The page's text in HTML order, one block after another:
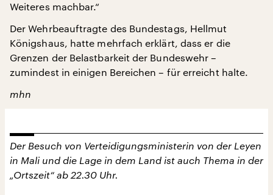
Weiteres machbar.“
Der Wehrbeauftragte des Bundestags, Hellmut
Königshaus, hatte mehrfach erklärt, dass er die
Grenzen der Belastbarkeit der Bundeswehr –
zumindest in einigen Bereichen – für erreicht halte.
mhn
Der Besuch von Verteidigungsministerin von der Leyen
in Mali und die Lage in dem Land ist auch Thema in der
„Ortszeit“ ab 22.30 Uhr.